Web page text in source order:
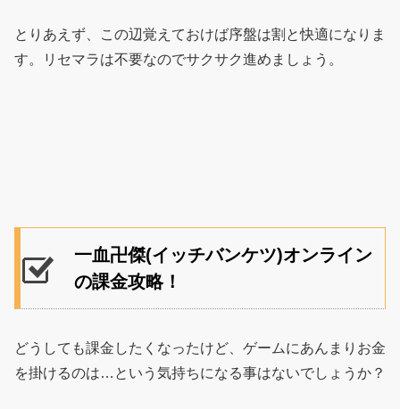
とりあえず、この辺覚えておけば序盤は割と快適になりま
す。リセマラは不要なのでサクサク進めましょう。
一血卍傑(イッチバンケツ)オンライン
の課金攻略！
どうしても課金したくなったけど、ゲームにあんまりお金
を掛けるのは…という気持ちになる事はないでしょうか？